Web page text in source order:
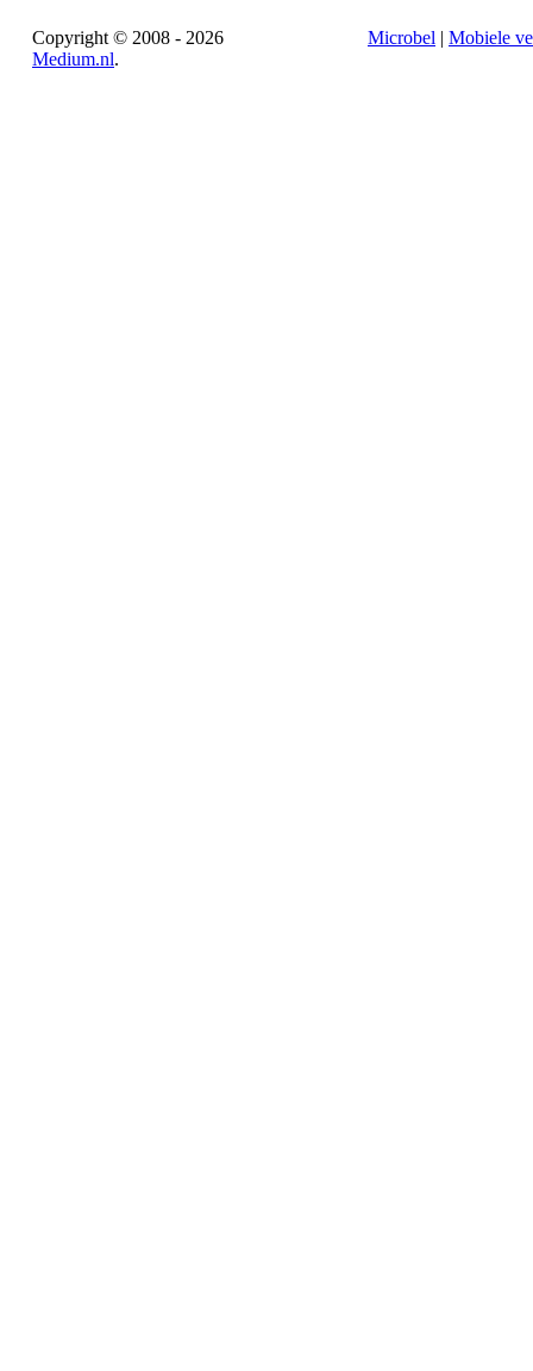
Copyright © 2008 - 2026
Medium.nl.
Microbel | Mobiele